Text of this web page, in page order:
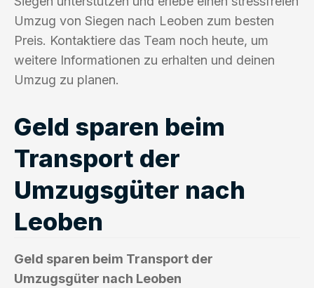
Umzug von Siegen nach Leoben zum besten
Preis. Kontaktiere das Team noch heute, um
weitere Informationen zu erhalten und deinen
Umzug zu planen.
Geld sparen beim
Transport der
Umzugsgüter nach
Leoben
Geld sparen beim Transport der
Umzugsgüter nach Leoben